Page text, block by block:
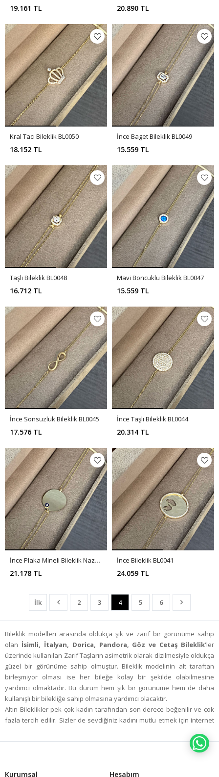
19.161 TL 20.890 TL
Kral Tacı Bileklik BL0050
18.152 TL
İnce Baget Bileklik BL0049
15.559 TL
Taşlı Bileklik BL0048
16.712 TL
Mavi Boncuklu Bileklik BL0047
15.559 TL
İnce Sonsuzluk Bileklik BL0045
17.576 TL
İnce Taşlı Bileklik BL0044
20.314 TL
İnce Plaka Mineli Bileklik Nazar Boncuklu BL0043
21.178 TL
İnce Bileklik BL0041
24.059 TL
İlk 2 3 4 5 6
Bileklik modelleri arasında oldukça şık ve zarif bir görünüme sahip
olan İsimli, İtalyan, Dorica, Pandora, Göz ve Cetaş Bileklik'ler
üzerinde kullanılan Zarif Taşların asimetrik olarak dizilmesiyle oldukça
güzel bir görünüme sahip olmuştur. Bileklik modelinin alt taraftan
birleşmiyor olması ise her bileğe kolay bir şekilde olabilmesine
yardımcı olmaktadır. Bu durum hem şık bir görünüme hem de daha
kullanışlı bir bilekliğe sahip olmasına yardımcı olacaktır.
Altın Bileklikler pek çok kadın tarafından son derece beğenilir ve çok
fazla tercih edilir. Sizler de sevdiğiniz kadını mutlu etmek için internet
alabilirsiniz. Sizler deAltın Bilekliklersatın alarak sevdiğiniz kadını
son derece kolay bir şekilde mutlu edebilirsiniz. Çünkü sizlerin de
Altın Bileklikler her kadının hayalini süsleyen son derece şık ve
Kurumsal Hesabım